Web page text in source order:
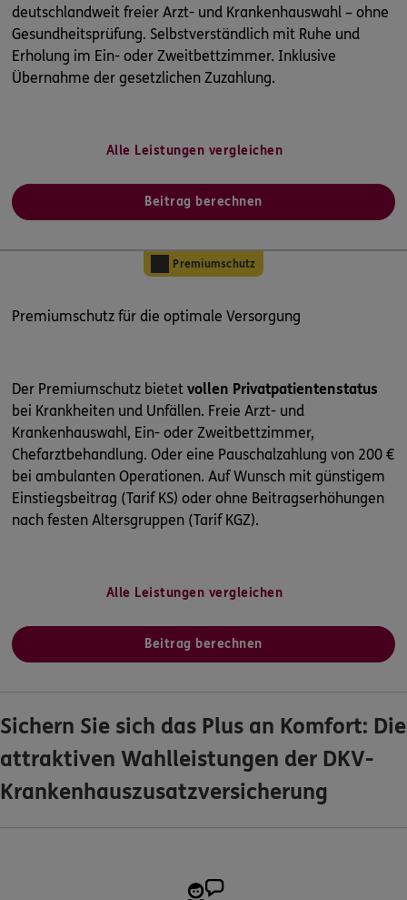
deutschlandweit freier Arzt- und Krankenhauswahl – ohne
Gesundheitsprüfung. Selbstverständlich mit Ruhe und
Erholung im Ein- oder Zweitbettzimmer. Inklusive
Übernahme der gesetzlichen Zuzahlung.
Alle Leistungen vergleichen
Beitrag berechnen
Premiumschutz
Premiumschutz für die optimale Versorgung
Der Premiumschutz bietet vollen Privatpatientenstatus
bei Krankheiten und Unfällen. Freie Arzt- und
Krankenhauswahl, Ein- oder Zweitbettzimmer,
Chefarztbehandlung. Oder eine Pauschalzahlung von 200 €
bei ambulanten Operationen. Auf Wunsch mit günstigem
Einstiegsbeitrag (Tarif KS) oder ohne Beitragserhöhungen
nach festen Altersgruppen (Tarif KGZ).
Alle Leistungen vergleichen
Beitrag berechnen
Sichern Sie sich das Plus an Komfort: Die
attraktiven Wahlleistungen der DKV-
Krankenhauszusatzversicherung